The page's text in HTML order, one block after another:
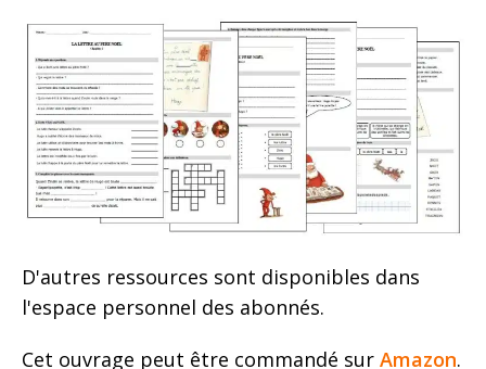
D'autres ressources sont disponibles dans
l'espace personnel des abonnés.
Cet ouvrage peut être commandé sur Amazon.